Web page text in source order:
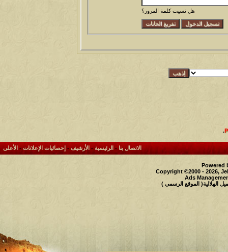
هل نسيت كلمة المرور؟
.
الاتصال بنا- الرئيسية-الأرشيف- إحصائيات الإعلانات- الأعلى
Powered
Copyright ©2000 - 2026,
Ads
الهلالية( الموقع الرسمي )